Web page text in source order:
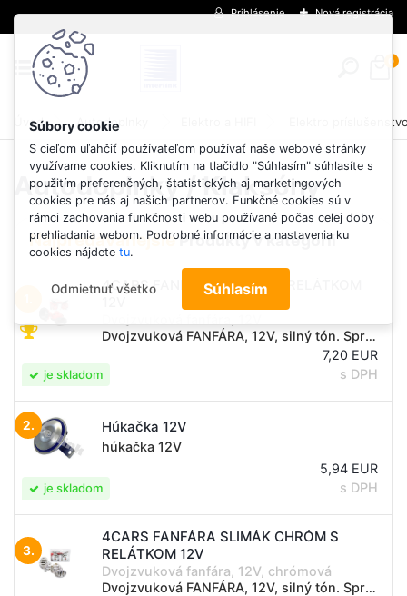
S cieľom uľahčiť používateľom používať naše webové stránky
využívame cookies. Kliknutím na tlačidlo "Súhlasím" súhlasíte s
použitím preferenčných, štatistických aj marketingových
cookies pre nás aj našich partnerov. Funkčné cookies sú v
rámci zachovania funkčnosti webu používané počas celej doby
prehliadania webom. Podrobné informácie a nastavenia ku
cookies nájdete tu.
Odmietnuť všetko Súhlasím
Prihlásenie Nová registrácia
0
Úvod Autodoplnky Elektro
Autodoplnky / Klaksóny
Najpredávanejšie
4CARS FANFÁRA SLIMÁK S RELÁTKOM
je skladom
Dvojzvuková FANFÁRA, 12V, silný tón. Správne riešenie, keď originálny klaksón nevyhovuje, alebo je nedostatočne hlučný. Vrátane držiaka, skrutiek a relátka. Montáž odporúčame prenechať odborníkovi. MONTÁŽ: zvoľte vhodné miesto vo vnútri motorového...
7,20 EUR
s DPH
2. Húkačka 12V
je skladom
húkačka 12V
5,94 EUR
s DPH
3.
4CARS FANFÁRA SLIMÁK CHRÓM S
RELÁTKOM 12V
Dvojzvuková fanfára, 12V, chrómová
Dvojzvuková FANFÁRA, 12V, silný tón. Správne riešenie, keď originálny klaksón nevyhovuje, alebo je nedostatočne hlučný. Vrátane držiaka, skrutiek a relátka. Montáž odporúčame prenechať odborníkovi. MONTÁŽ: zvoľte vhodné miesto vo vnútri motorového...